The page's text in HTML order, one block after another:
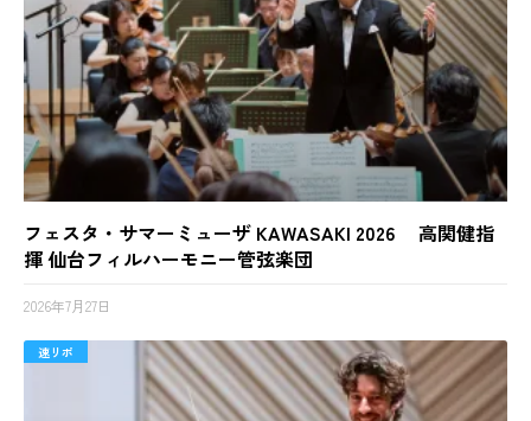
フェスタ・サマーミューザ KAWASAKI 2026 高関健指
揮 仙台フィルハーモニー管弦楽団
2026年7月27日
速リポ